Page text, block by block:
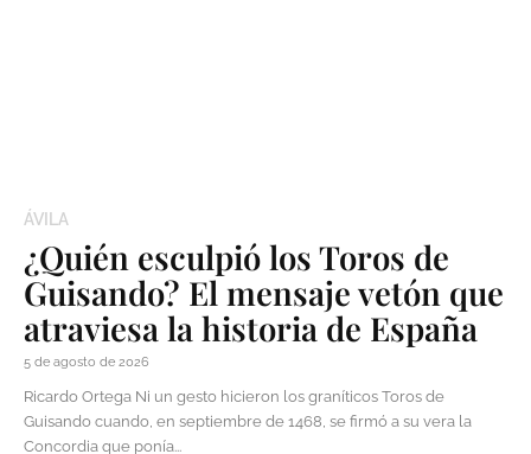
ÁVILA
¿Quién esculpió los Toros de
Guisando? El mensaje vetón que
atraviesa la historia de España
5 de agosto de 2026
Ricardo Ortega Ni un gesto hicieron los graníticos Toros de
Guisando cuando, en septiembre de 1468, se firmó a su vera la
Concordia que ponía...